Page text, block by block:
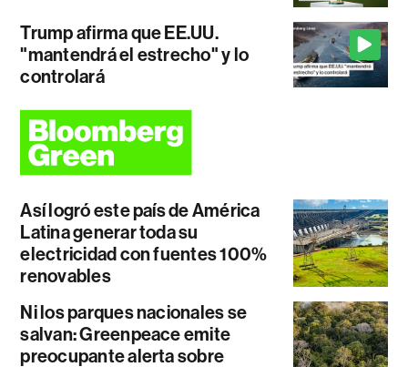
Trump afirma que EE.UU.
"mantendrá el estrecho" y lo
controlará
Así logró este país de América
Latina generar toda su
electricidad con fuentes 100%
renovables
Ni los parques nacionales se
salvan: Greenpeace emite
preocupante alerta sobre